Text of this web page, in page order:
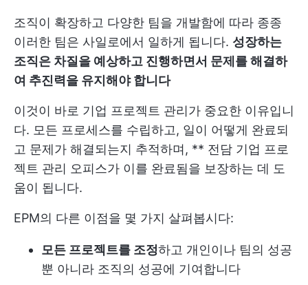
조직이 확장하고 다양한 팀을 개발함에 따라 종종
이러한 팀은 사일로에서 일하게 됩니다. 성장하는
조직은 차질을 예상하고 진행하면서 문제를 해결하
여 추진력을 유지해야 합니다
이것이 바로 기업 프로젝트 관리가 중요한 이유입니
다. 모든 프로세스를 수립하고, 일이 어떻게 완료되
고 문제가 해결되는지 추적하며, ** 전담 기업 프로
젝트 관리 오피스가 이를 완료됨을 보장하는 데 도
움이 됩니다.
EPM의 다른 이점을 몇 가지 살펴봅시다:
모든 프로젝트를 조정하고 개인이나 팀의 성공
뿐 아니라 조직의 성공에 기여합니다